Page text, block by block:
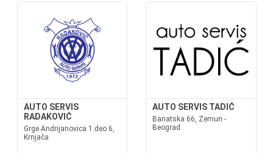
AUTO SERVIS
RADAKOVIĆ
Grge Andrijanovica 1.deo 6,
Krnjača
AUTO SERVIS TADIĆ
Banatska 66, Zemun -
Beograd